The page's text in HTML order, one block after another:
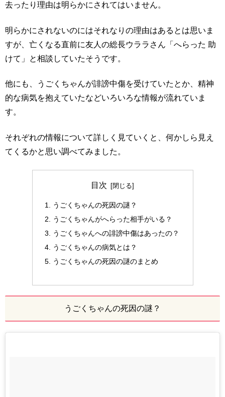
去ったり理由は明らかにされてはいません。
明らかにされないのにはそれなりの理由はあるとは思いま
すが、亡くなる直前に友人の総長ウララさん「へらった 助
けて」と相談していたそうです。
他にも、うごくちゃんが誹謗中傷を受けていたとか、精神
的な病気を抱えていたなどいろいろな情報が流れていま
す。
それぞれの情報について詳しく見ていくと、何かしら見え
てくるかと思い調べてみました。
目次
うごくちゃんの死因の謎？
うごくちゃんがへらった相手がいる？
うごくちゃんへの誹謗中傷はあったの？
うごくちゃんの病気とは？
うごくちゃんの死因の謎のまとめ
うごくちゃんの死因の謎？